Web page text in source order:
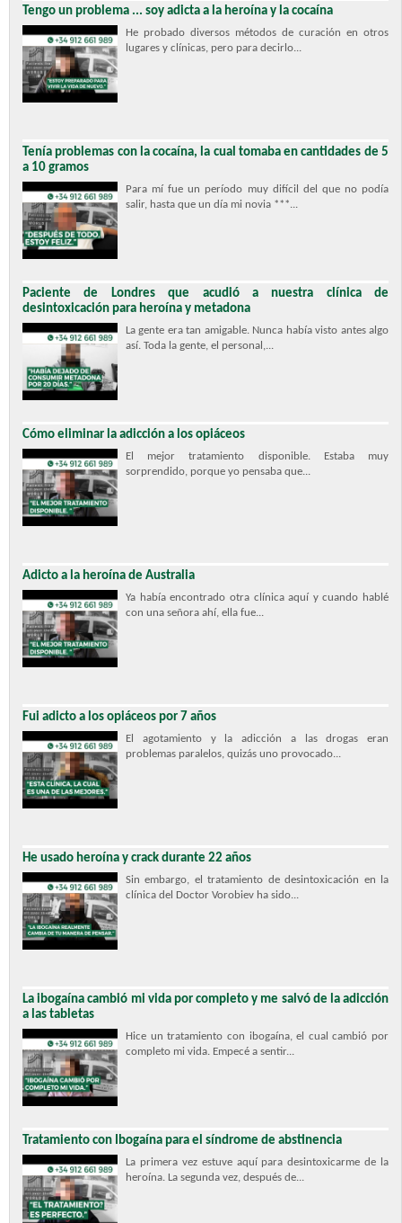
Tengo un problema ... soy adicta a la heroína y la cocaína
He probado diversos métodos de curación en otros
lugares y clínicas, pero para decirlo...
Tenía problemas con la cocaína, la cual tomaba en cantidades de 5
a 10 gramos
Para mí fue un período muy difícil del que no podía
salir, hasta que un día mi novia ***...
Paciente de Londres que acudió a nuestra clínica de
desintoxicación para heroína y metadona
La gente era tan amigable. Nunca había visto antes algo
así. Toda la gente, el personal,...
Cómo eliminar la adicción a los opiáceos
El mejor tratamiento disponible. Estaba muy
sorprendido, porque yo pensaba que...
Adicto a la heroína de Australia
Ya había encontrado otra clínica aquí y cuando hablé
con una señora ahí, ella fue...
Fui adicto a los opiáceos por 7 años
El agotamiento y la adicción a las drogas eran
problemas paralelos, quizás uno provocado...
He usado heroína y crack durante 22 años
Sin embargo, el tratamiento de desintoxicación en la
clínica del Doctor Vorobiev ha sido...
La ibogaína cambió mi vida por completo y me salvó de la adicción
a las tabletas
Hice un tratamiento con ibogaína, el cual cambió por
completo mi vida. Empecé a sentir...
Tratamiento con Ibogaína para el síndrome de abstinencia
La primera vez estuve aquí para desintoxicarme de la
heroína. La segunda vez, después de...